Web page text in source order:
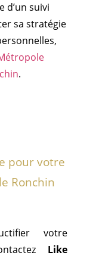
d’un suivi
sa stratégie
.
pour votre
Ronchin
votre
Like